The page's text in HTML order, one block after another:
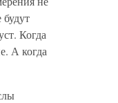
Когда
А когда